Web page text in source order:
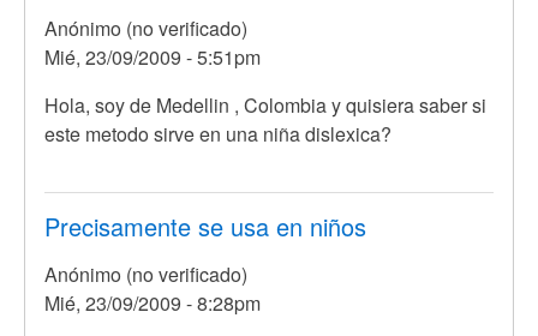
Anónimo (no verificado)
Mié, 23/09/2009 - 5:51pm
Hola, soy de Medellin , Colombia y quisiera saber si
este metodo sirve en una niña dislexica?
Precisamente se usa en niños
Anónimo (no verificado)
Mié, 23/09/2009 - 8:28pm